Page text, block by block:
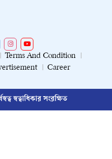
Terms And Condition
Career
স্বত্বাধিকার সংরক্ষিত